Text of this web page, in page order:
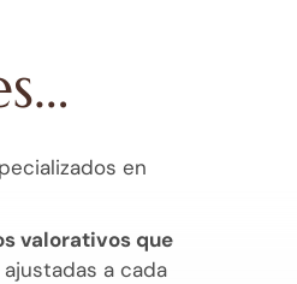
en
valorativos que
a cada